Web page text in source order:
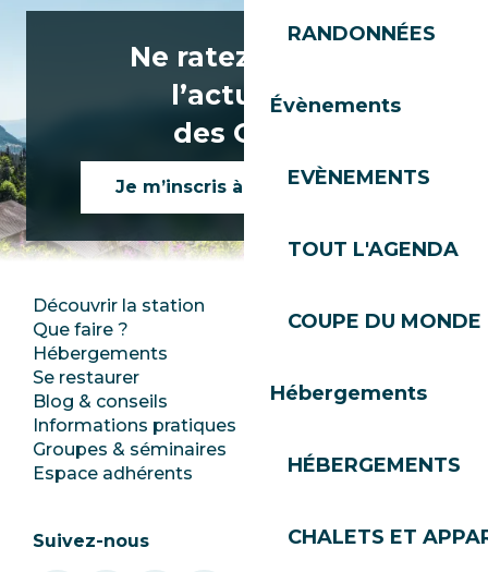
RANDONNÉES
Évènements
EVÈNEMENTS
TOUT L'AGENDA
COUPE DU
Hébergements
HÉBERGEMENTS
CHALETS ET
Ne ratez rien de
l’actualité
des Gets !
Je m’inscris à la newsletter
Découvrir la station
Que faire ?
Hébergements
Se restaurer
Blog & conseils
Informations pratiques
Groupes & séminaires
Espace adhérents
Club Les Gets
Ecotourisme
SoleGets
Les Gets Tourisme
Suivez-nous